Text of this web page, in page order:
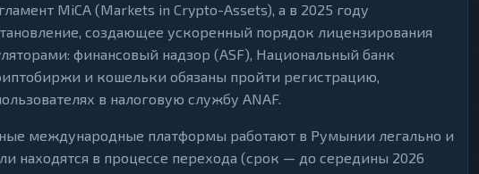
MiCA (Markets in Crypto-Assets), а в 2025 году
создающее ускоренный порядок лицензирования
финансовый надзор (ASF), Национальный банк
и кошельки обязаны пройти регистрацию,
в налоговую службу ANAF.
международные платформы работают в Румынии легально и
находятся в процессе перехода (срок — до середины 2026